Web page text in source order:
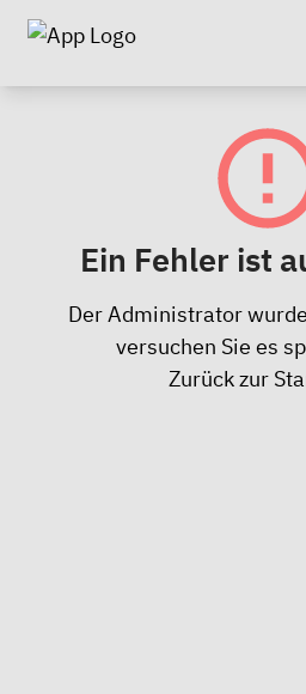
Ein Fehler ist
Der Administrator
versuchen Sie es
Zurück zur